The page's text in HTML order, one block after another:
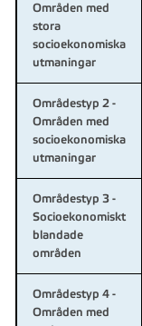
Områden med
stora
socioekonomiska
utmaningar
Områdestyp 2 -
Områden med
socioekonomiska
utmaningar
Områdestyp 3 -
Socioekonomiskt
blandade
områden
Områdestyp 4 -
Områden med